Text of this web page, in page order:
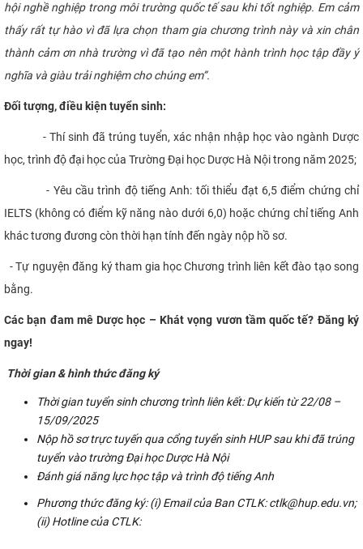
hội nghề nghiệp trong môi trường quốc tế sau khi tốt nghiệp. Em cảm
thấy rất tự hào vì đã lựa chọn tham gia chương trình này và xin chân
thành cảm ơn nhà trường vì đã tạo nên một hành trình học tập đầy ý
nghĩa và giàu trải nghiệm cho chúng em”.
Đối tượng, điều kiện tuyển sinh:
- Thí sinh đã trúng tuyển, xác nhận nhập học vào ngành Dược
học, trình độ đại học của Trường Đại học Dược Hà Nội trong năm 2025;
- Yêu cầu trình độ tiếng Anh: tối thiểu đạt 6,5 điểm chứng chỉ
IELTS (không có điểm kỹ năng nào dưới 6,0) hoặc chứng chỉ tiếng Anh
khác tương đương còn thời hạn tính đến ngày nộp hồ sơ.
- Tự nguyện đăng ký tham gia học Chương trình liên kết đào tạo song
bằng.
Các bạn đam mê Dược học – Khát vọng vươn tầm quốc tế? Đăng ký
ngay!
Thời gian & hình thức đăng ký
Thời gian tuyển sinh chương trình liên kết: Dự kiến từ 22/08 –
15/09/2025
Nộp hồ sơ trực tuyến qua cổng tuyển sinh HUP sau khi đã trúng
tuyển vào trường Đại học Dược Hà Nội
Đánh giá năng lực học tập và trình độ tiếng Anh
Phương thức đăng ký: (i) Email của Ban CTLK: ctlk@hup.edu.vn;
(ii) Hotline của CTLK: